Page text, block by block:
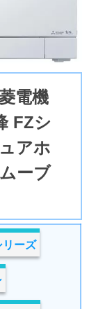
電機
FZシ
アホ
ーブ
リーズ